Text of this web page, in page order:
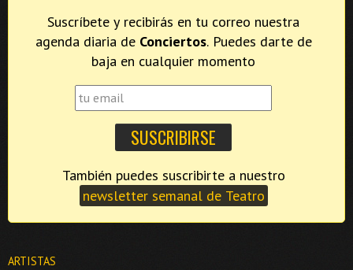
Suscríbete y recibirás en tu correo nuestra
agenda diaria de Conciertos. Puedes darte de
baja en cualquier momento
newsletter semanal de Teatro
ARTISTAS